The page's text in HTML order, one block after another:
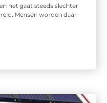
het gaat steeds slechter
Mensen worden daar